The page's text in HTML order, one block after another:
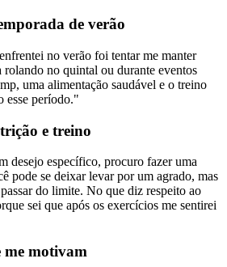
de verão
no verão foi tentar me manter
rolando no quintal ou durante eventos
uma alimentação saudável e o treino
esse período."
e treino
desejo específico, procuro fazer uma
pode se deixar levar por um agrado, mas
do limite. No que diz respeito ao
sei que após os exercícios me sentirei
motivam